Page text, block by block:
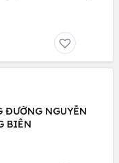
ĐƯỜNG NGUYỄN
BIÊN